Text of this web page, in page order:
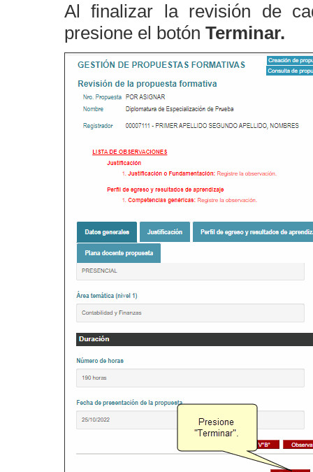
Al finalizar la revisión de
presione el botón Terminar.